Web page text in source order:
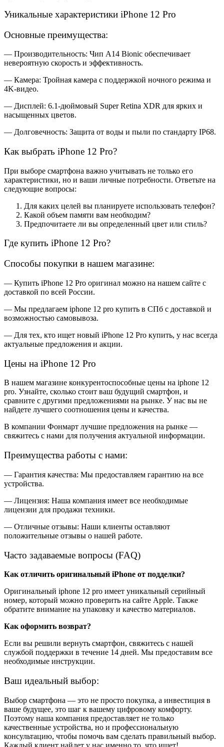
Уникальные характеристики iPhone 12 Pro
Основные преимущества:
— Производительность: Чип A14 Bionic обеспечивает
невероятную скорость и эффективность.
— Камера: Тройная камера с поддержкой ночного режима и
4K-видео.
— Дисплей: 6.1-дюймовый Super Retina XDR для ярких и
насыщенных цветов.
— Долговечность: Защита от воды и пыли по стандарту IP68.
Как выбрать iPhone 12 Pro?
При выборе смартфона важно учитывать не только его
характеристики, но и ваши личные потребности. Ответьте на
следующие вопросы:
Для каких целей вы планируете использовать телефон?
Какой объем памяти вам необходим?
Предпочитаете ли вы определенный цвет или стиль?
Где купить iPhone 12 Pro?
Способы покупки в нашем магазине:
— Купить iPhone 12 Pro оригинал можно на нашем сайте с
доставкой по всей России.
— Мы предлагаем iphone 12 pro купить в СПб с доставкой и
возможностью самовывоза.
— Для тех, кто ищет новый iPhone 12 Pro купить, у нас всегда
актуальные предложения и акции.
Цены на iPhone 12 Pro
В нашем магазине конкурентоспособные цены на iphone 12
pro. Узнайте, сколько стоит ваш будущий смартфон, и
сравните с другими предложениями на рынке. У нас вы не
найдете лучшего соотношения цены и качества.
В компании Фонмарт лучшие предложения на рынке —
свяжитесь с нами для получения актуальной информации.
Преимущества работы с нами:
— Гарантия качества: Мы предоставляем гарантию на все
устройства.
— Лицензия: Наша компания имеет все необходимые
лицензии для продажи техники.
— Отличные отзывы: Наши клиенты оставляют
положительные отзывы о нашей работе.
Часто задаваемые вопросы (FAQ)
Как отличить оригинальный iPhone от подделки?
Оригинальный iphone 12 pro имеет уникальный серийный
номер, который можно проверить на сайте Apple. Также
обратите внимание на упаковку и качество материалов.
Как оформить возврат?
Если вы решили вернуть смартфон, свяжитесь с нашей
службой поддержки в течение 14 дней. Мы предоставим все
необходимые инструкции.
Ваш идеальный выбор:
Выбор смартфона — это не просто покупка, а инвестиция в
ваше будущее, это шаг к вашему цифровому комфорту.
Поэтому наша компания предоставляет не только
качественные устройства, но и профессиональную
консультацию, чтобы помочь вам сделать правильный выбор.
Каждый клиент найдет у нас именно то, что ищет!